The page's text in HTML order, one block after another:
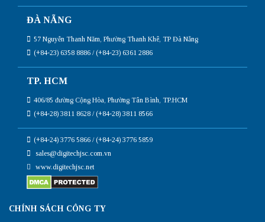
ĐÀ NẴNG
57 Nguyễn Thanh Năm, Phường Thanh Khê, TP Đà Nẵng
(+84-23) 6358 8886 / (+84-23) 6361 2886
TP. HCM
406/85 đường Cộng Hòa, Phường Tân Bình, TP.HCM
(+84-28) 3811 8628 / (+84-28) 3811 8566
(+84-24) 3776 5866 / (+84-24) 3776 5859
sales@digitechjsc.com.vn
www.digitechjsc.net
CHÍNH SÁCH CÔNG TY